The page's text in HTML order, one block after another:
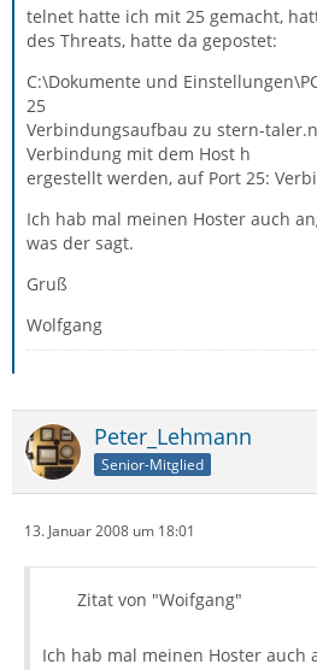
telnet hatte ich mit 25 gemacht,
des Threats, hatte da gepostet:
C:\Dokumente und
25
Verbindungsaufbau zu stern-
Verbindung mit dem Host h
ergestellt werden, auf Port 25:
Ich hab mal meinen Hoster auch
was der sagt.
Gruß
Wolfgang
Peter_Lehmann
Senior-Mitglied
13. Januar 2008 um 18:01
Zitat von "Woifgang"
Ich hab mal meinen Hoster auch